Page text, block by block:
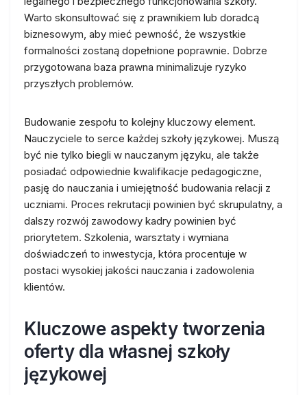
Warto skonsultować się z prawnikiem lub doradcą
biznesowym, aby mieć pewność, że wszystkie
formalności zostaną dopełnione poprawnie. Dobrze
przygotowana baza prawna minimalizuje ryzyko
przyszłych problemów.
Budowanie zespołu to kolejny kluczowy element.
Nauczyciele to serce każdej szkoły językowej. Muszą
być nie tylko biegli w nauczanym języku, ale także
posiadać odpowiednie kwalifikacje pedagogiczne,
pasję do nauczania i umiejętność budowania relacji z
uczniami. Proces rekrutacji powinien być skrupulatny, a
dalszy rozwój zawodowy kadry powinien być
priorytetem. Szkolenia, warsztaty i wymiana
doświadczeń to inwestycja, która procentuje w
postaci wysokiej jakości nauczania i zadowolenia
klientów.
Kluczowe aspekty tworzenia
oferty dla własnej szkoły
językowej